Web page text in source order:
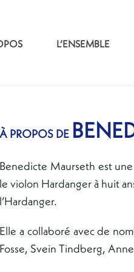
L’ENSEMBLE
À PROPOS DE
Benedicte Maurseth est
le violon Hardanger à huit
l’Hardanger.
Elle a collaboré avec de
Fosse, Svein Tindberg,